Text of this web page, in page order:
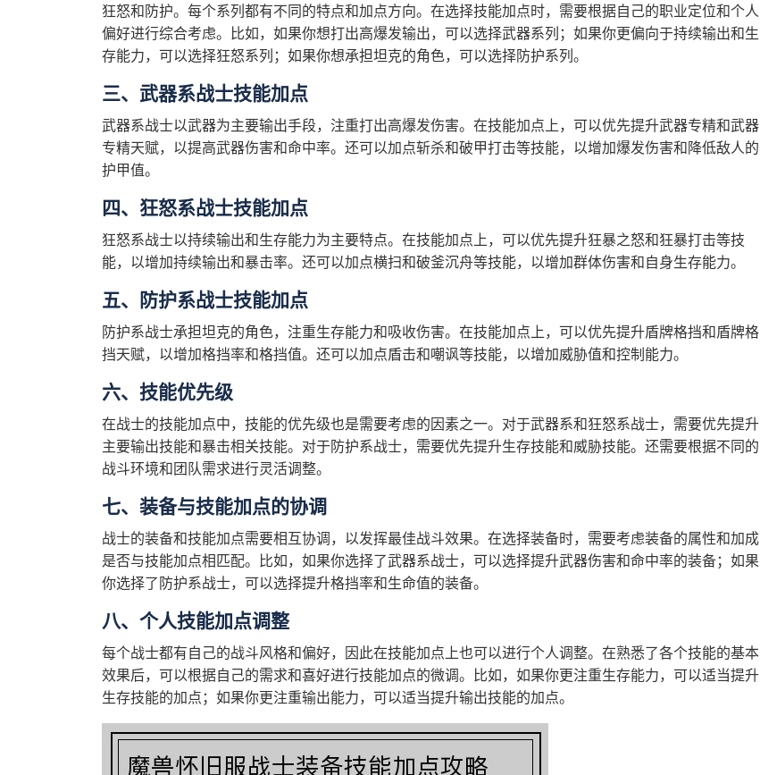
狂怒和防护。每个系列都有不同的特点和加点方向。在选择技能加点时，需要根据自己的职业定位和个人
偏好进行综合考虑。比如，如果你想打出高爆发输出，可以选择武器系列；如果你更偏向于持续输出和生
存能力，可以选择狂怒系列；如果你想承担坦克的角色，可以选择防护系列。
三、武器系战士技能加点
武器系战士以武器为主要输出手段，注重打出高爆发伤害。在技能加点上，可以优先提升武器专精和武器
专精天赋，以提高武器伤害和命中率。还可以加点斩杀和破甲打击等技能，以增加爆发伤害和降低敌人的
护甲值。
四、狂怒系战士技能加点
狂怒系战士以持续输出和生存能力为主要特点。在技能加点上，可以优先提升狂暴之怒和狂暴打击等技
能，以增加持续输出和暴击率。还可以加点横扫和破釜沉舟等技能，以增加群体伤害和自身生存能力。
五、防护系战士技能加点
防护系战士承担坦克的角色，注重生存能力和吸收伤害。在技能加点上，可以优先提升盾牌格挡和盾牌格
挡天赋，以增加格挡率和格挡值。还可以加点盾击和嘲讽等技能，以增加威胁值和控制能力。
六、技能优先级
在战士的技能加点中，技能的优先级也是需要考虑的因素之一。对于武器系和狂怒系战士，需要优先提升
主要输出技能和暴击相关技能。对于防护系战士，需要优先提升生存技能和威胁技能。还需要根据不同的
战斗环境和团队需求进行灵活调整。
七、装备与技能加点的协调
战士的装备和技能加点需要相互协调，以发挥最佳战斗效果。在选择装备时，需要考虑装备的属性和加成
是否与技能加点相匹配。比如，如果你选择了武器系战士，可以选择提升武器伤害和命中率的装备；如果
你选择了防护系战士，可以选择提升格挡率和生命值的装备。
八、个人技能加点调整
每个战士都有自己的战斗风格和偏好，因此在技能加点上也可以进行个人调整。在熟悉了各个技能的基本
效果后，可以根据自己的需求和喜好进行技能加点的微调。比如，如果你更注重生存能力，可以适当提升
生存技能的加点；如果你更注重输出能力，可以适当提升输出技能的加点。